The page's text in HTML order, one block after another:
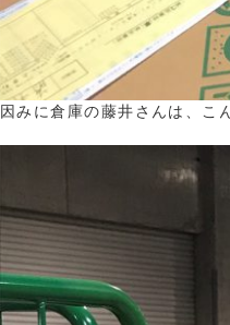
因みに倉庫の藤井さんは、こ